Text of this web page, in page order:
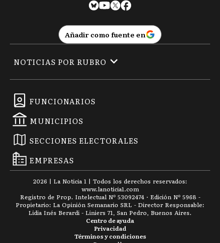
Añadir como fuente en
FUNCIONARIOS
MUNICIPIOS
SECCIONES ELECTORALES
EMPRESAS
NOTICIAS POR RUBRO
2026 | La Noticia 1 | Todos los derechos reservados:
www.lanoticia1.com
Registro de Prop. Intelectual Nº 53092474 · Edición Nº 5968 -
Propietario: La Opinión Semanario SRL - Director Responsable:
Lidia Inés Berardi - Liniers 71, San Pedro, Buenos Aires.
Términos y condiciones
Privacidad
Centro de ayuda